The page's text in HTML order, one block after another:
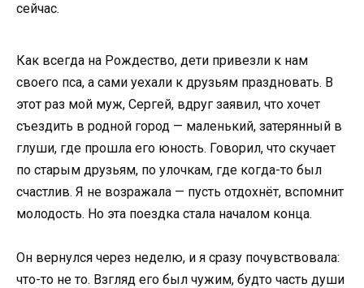
сейчас.
Как всегда на Рождество, дети привезли к нам
своего пса, а сами уехали к друзьям праздновать. В
этот раз мой муж, Сергей, вдруг заявил, что хочет
съездить в родной город — маленький, затерянный в
глуши, где прошла его юность. Говорил, что скучает
по старым друзьям, по улочкам, где когда-то был
счастлив. Я не возражала — пусть отдохнёт, вспомнит
молодость. Но эта поездка стала началом конца.
Он вернулся через неделю, и я сразу почувствовала:
что-то не то. Взгляд его был чужим, будто часть души